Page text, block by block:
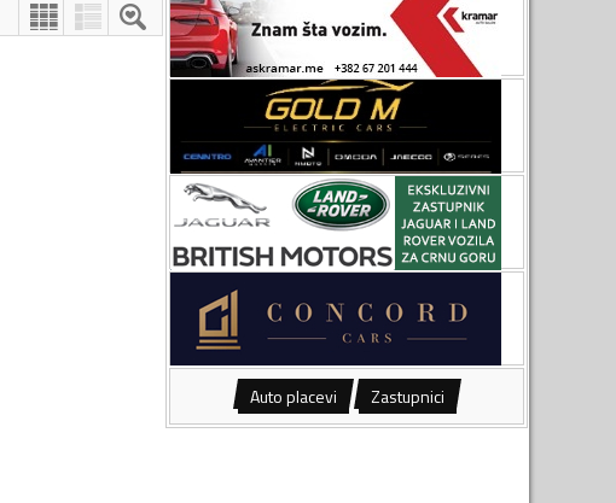
Auto placevi Zastupnici